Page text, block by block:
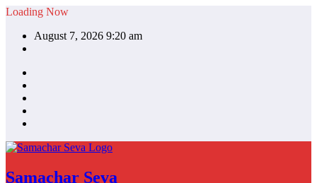
Skip
content
Loading Now
August 7, 2026 9:20 am
Samachar Seva